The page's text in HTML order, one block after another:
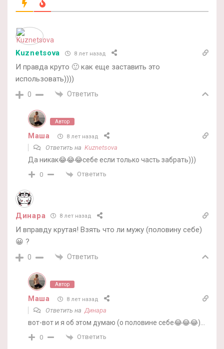
Kuznetsova 8 лет назад
И правда круто 🙂 как еще заставить это
использовать))))
0 Ответить
Автор
Маша 8 лет назад
Ответить на Kuznetsova
Да никак😂😂😂себе если только часть забрать)))
0 Ответить
Динара 8 лет назад
И вправду крутая! Взять что ли мужу (половину себе)
😀 ?
0 Ответить
Автор
Маша 8 лет назад
Ответить наДинара
вот-вот и я об этом думаю (о половине себе😂😂😂)…
0 Ответить